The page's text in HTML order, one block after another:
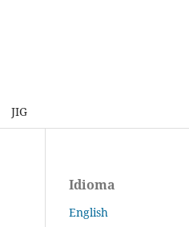
JIG
Idioma
English